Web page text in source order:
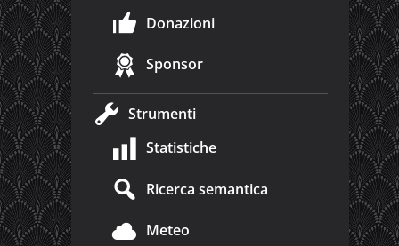
Donazioni
Sponsor
Strumenti
Statistiche
Ricerca semantica
Meteo